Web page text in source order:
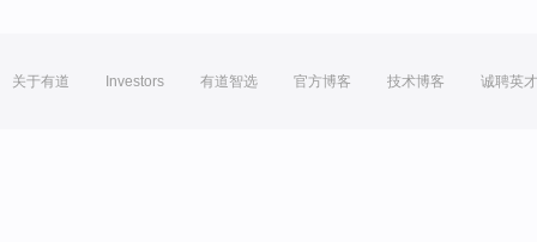
关于有道 Investors 有道智选 官方博客 技术博客 诚聘英才